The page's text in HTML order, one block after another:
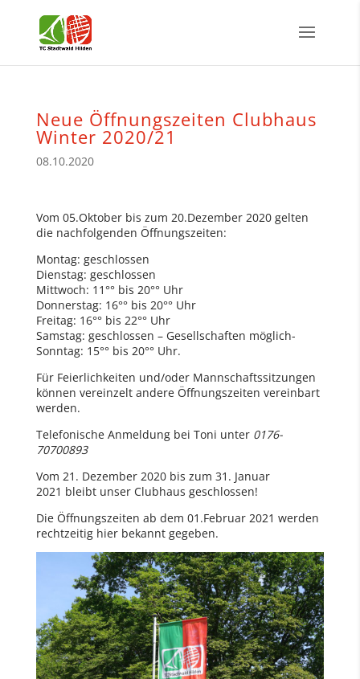
Neue Öffnungszeiten Clubhaus
Winter 2020/21
08.10.2020
Vom 05.Oktober bis zum 20.Dezember 2020 gelten
die nachfolgenden Öffnungszeiten:
Montag: geschlossen
Dienstag: geschlossen
Mittwoch: 11°° bis 20°° Uhr
Donnerstag: 16°° bis 20°° Uhr
Freitag: 16°° bis 22°° Uhr
Samstag: geschlossen – Gesellschaften möglich-
Sonntag: 15°° bis 20°° Uhr.
Für Feierlichkeiten und/oder Mannschaftssitzungen
können vereinzelt andere Öffnungszeiten vereinbart
werden.
Telefonische Anmeldung bei Toni unter 0176-
70700893
Vom 21. Dezember 2020 bis zum 31. Januar
2021 bleibt unser Clubhaus geschlossen!
Die Öffnungszeiten ab dem 01.Februar 2021 werden
rechtzeitig hier bekannt gegeben.